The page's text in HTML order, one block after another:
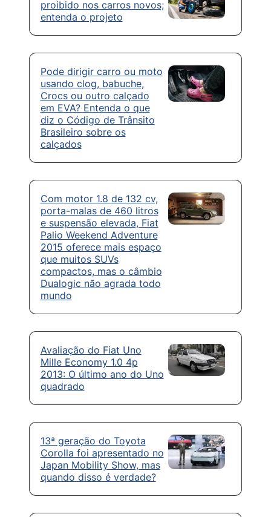
proibido nos carros novos;
entenda o projeto
Pode dirigir carro ou moto
usando clog, babuche,
Crocs ou outro calçado
em EVA? Entenda o que
diz o Código de Trânsito
Brasileiro sobre os
calçados
Com motor 1.8 de 132 cv,
porta-malas de 460 litros
e suspensão elevada, Fiat
Palio Weekend Adventure
2015 oferece mais espaço
que muitos SUVs
compactos, mas o câmbio
Dualogic não agrada todo
mundo
Avaliação do Fiat Uno
Mille Economy 1.0 4p
2013: O último ano do Uno
quadrado
13ª geração do Toyota
Corolla foi apresentado no
Japan Mobility Show, mas
quando disso é verdade?